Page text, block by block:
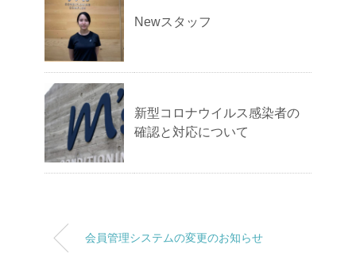
Newスタッフ
新型コロナウイルス感染者の
確認と対応について
会員管理システムの変更のお知らせ